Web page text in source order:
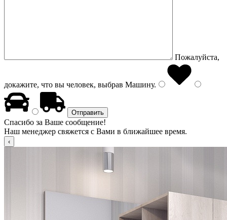
Пожалуйста,
докажите, что вы человек, выбрав Машину.
Спасибо за Ваше сообщение!
Наш менеджер свяжется с Вами в ближайшее время.